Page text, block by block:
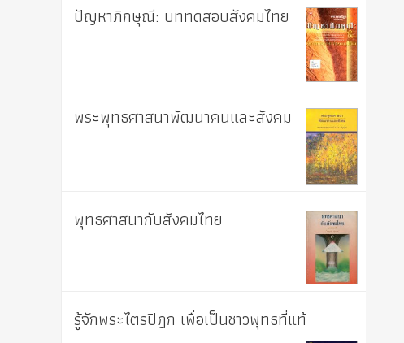
ปัญหาภิกษุณี: บททดสอบสังคมไทย
พระพุทธศาสนาพัฒนาคนและสังคม
พุทธศาสนากับสังคมไทย
รู้จักพระไตรปิฎก เพื่อเป็นชาวพุทธที่แท้